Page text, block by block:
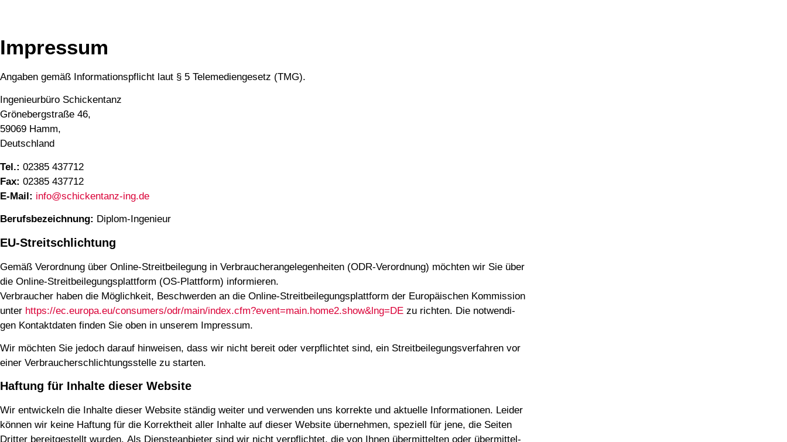
Impressum
Anga­ben gemäß Infor­ma­ti­ons­pflicht laut § 5 Tele­me­di­en­ge­setz (TMG).
Inge­nieur­bü­ro Schi­cken­tanz
Grö­ne­berg­stra­ße 46,
59069 Hamm,
Deutsch­land
Tel.: 02385 437712
Fax: 02385 437712
E‑Mail: info@schickentanz-ing.de
Berufs­be­zeich­nung: Diplom-Ingenieur
EU-Streitschlichtung
Gemäß Ver­ord­nung über Online-Streit­bei­le­gung in Ver­brau­cher­an­ge­le­gen­hei­ten (ODR-Ver­ord­nung) möch­ten wir Sie über
die Online-Streit­bei­le­gungs­platt­form (OS-Platt­form) infor­mie­ren.
Ver­brau­cher haben die Mög­lich­keit, Beschwer­den an die Online-Streit­bei­le­gungs­platt­form der Euro­päi­schen Kom­mis­si­on
unter https://ec.europa.eu/consumers/odr/main/index.cfm?event=main.home2.show&lng=DE zu rich­ten. Die not­wen­di­
gen Kon­takt­da­ten fin­den Sie oben in unse­rem Impressum.
Wir möch­ten Sie jedoch dar­auf hin­wei­sen, dass wir nicht bereit oder ver­pflich­tet sind, ein Streit­bei­le­gungs­ver­fah­ren vor
einer Ver­brau­cher­schlich­tungs­stel­le zu starten.
Haftung für Inhalte dieser Website
Wir ent­wi­ckeln die Inhal­te die­ser Web­site stän­dig wei­ter und ver­wen­den uns kor­rek­te und aktu­el­le Infor­ma­tio­nen. Lei­der
kön­nen wir kei­ne Haf­tung für die Kor­rekt­heit aller Inhal­te auf die­ser Web­site über­neh­men, spe­zi­ell für jene, die Sei­ten
Drit­ter bereit­ge­stellt wur­den. Als Diens­te­an­bie­ter sind wir nicht ver­pflich­tet, die von Ihnen über­mit­tel­ten oder über­mit­tel­